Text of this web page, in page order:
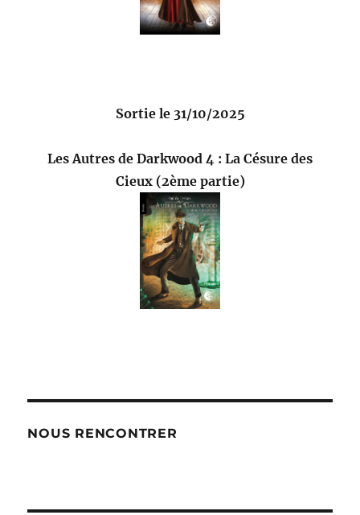
Sortie le 31/10/2025
Les Autres de Darkwood 4 : La Césure des
Cieux (2ème partie)
NOUS RENCONTRER